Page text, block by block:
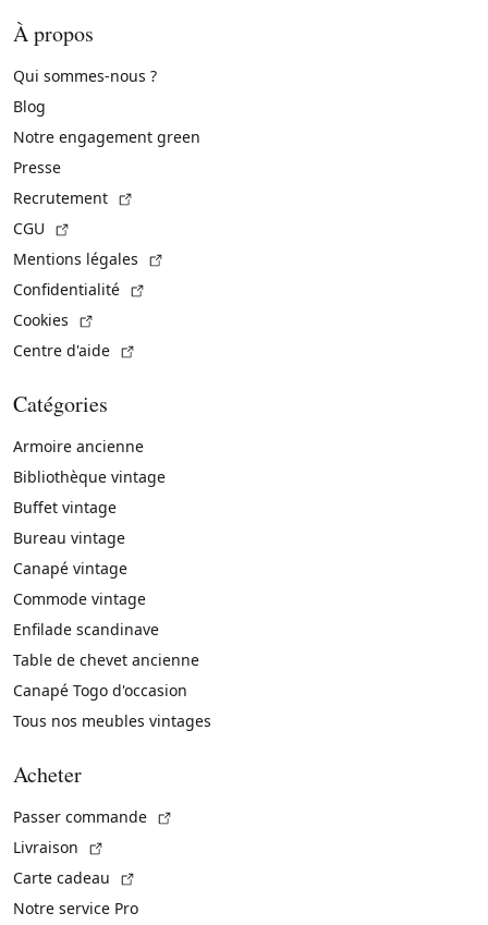
À propos
Qui sommes-nous ?
Blog
Notre engagement green
Presse
Recrutement
CGU
Mentions légales
Confidentialité
Cookies
Centre d'aide
Catégories
Armoire ancienne
Bibliothèque vintage
Buffet vintage
Bureau vintage
Canapé vintage
Commode vintage
Enfilade scandinave
Table de chevet ancienne
Canapé Togo d'occasion
Tous nos meubles vintages
Acheter
Passer commande
Livraison
Carte cadeau
Notre service Pro